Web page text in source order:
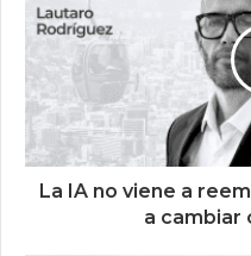
La IA no viene a
a cambiar